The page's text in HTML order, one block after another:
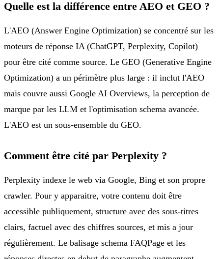
Quelle est la différence entre AEO et GEO ?
L'AEO (Answer Engine Optimization) se concentré sur les
moteurs de réponse IA (ChatGPT, Perplexity, Copilot)
pour être cité comme source. Le GEO (Generative Engine
Optimization) a un périmètre plus large : il inclut l'AEO
mais couvre aussi Google AI Overviews, la perception de
marque par les LLM et l'optimisation schema avancée.
L'AEO est un sous-ensemble du GEO.
Comment être cité par Perplexity ?
Perplexity indexe le web via Google, Bing et son propre
crawler. Pour y apparaitre, votre contenu doit être
accessible publiquement, structure avec des sous-titres
clairs, factuel avec des chiffres sources, et mis a jour
régulièrement. Le balisage schema FAQPage et les